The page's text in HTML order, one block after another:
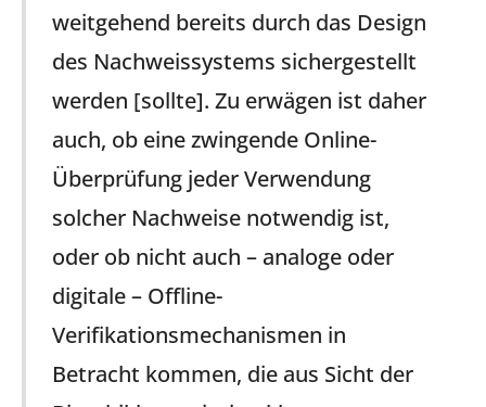
weitgehend bereits durch das Design
des Nachweissystems sichergestellt
werden [sollte]. Zu erwägen ist daher
auch, ob eine zwingende Online-
Überprüfung jeder Verwendung
solcher Nachweise notwendig ist,
oder ob nicht auch – analoge oder
digitale – Offline-
Verifikationsmechanismen in
Betracht kommen, die aus Sicht der